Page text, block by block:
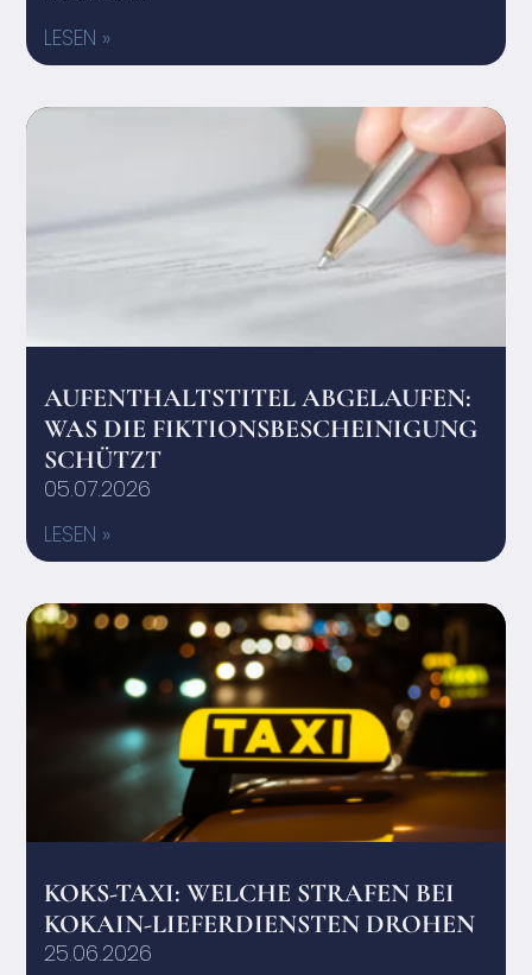
LESEN »
AUFENTHALTSTITEL ABGELAUFEN:
WAS DIE FIKTIONSBESCHEINIGUNG
SCHÜTZT
05.07.2026
LESEN »
KOKS-TAXI: WELCHE STRAFEN BEI
KOKAIN-LIEFERDIENSTEN DROHEN
25.06.2026